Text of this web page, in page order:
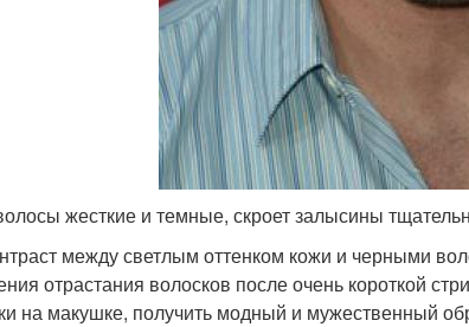
жесткие и темные, скроет залысины
между светлым оттенком кожи и черными
отрастания волосков после очень короткой
на макушке, получить модный и мужественный